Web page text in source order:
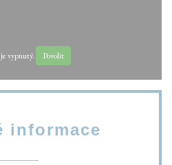
vypnutý. Povolit
informace